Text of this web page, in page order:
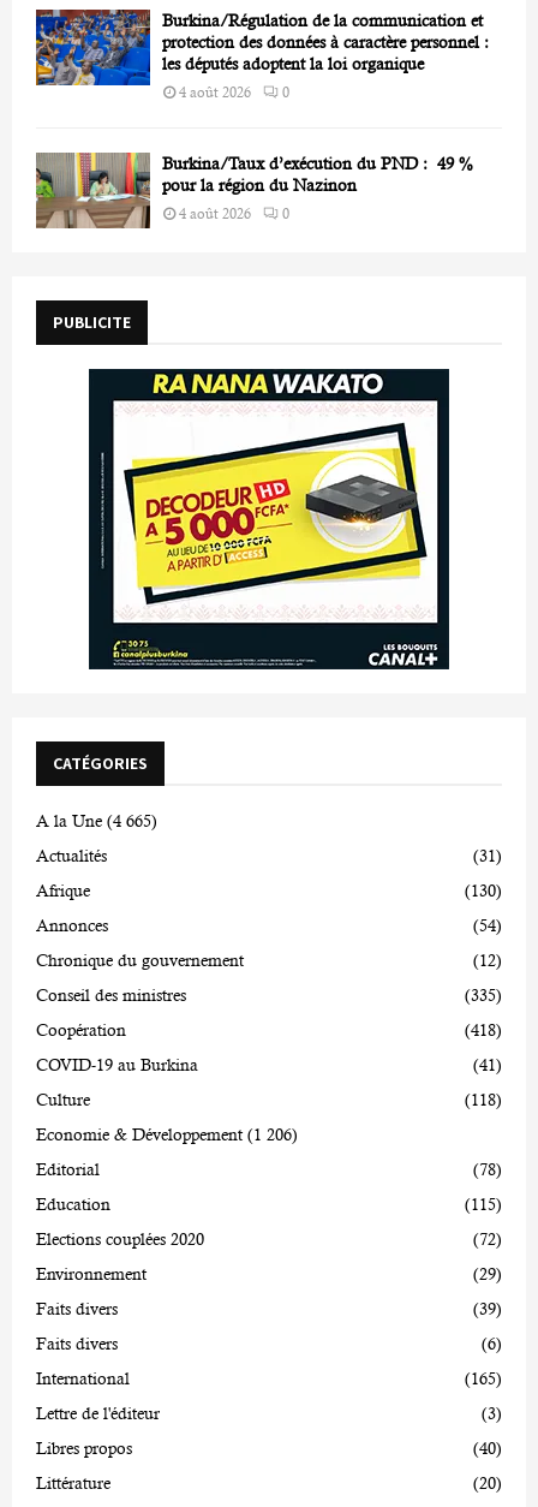
Burkina/Régulation de la communication et
protection des données à caractère personnel :
les députés adoptent la loi organique
4 août 2026 0
Burkina/Taux d’exécution du PND : 49 %
pour la région du Nazinon
4 août 2026 0
PUBLICITE
CATÉGORIES
A la Une (4 665)
Actualités
(31)
Afrique
(130)
Annonces
(54)
Chronique du gouvernement
(12)
Conseil des ministres
(335)
Coopération
(418)
COVID-19 au Burkina
(41)
Culture
(118)
Economie & Développement (1 206)
Editorial
(78)
Education
(115)
Elections couplées 2020
(72)
Environnement
(29)
Faits divers
(39)
Faits divers
(6)
International
(165)
Lettre de l'éditeur
(3)
Libres propos
(40)
Littérature
(20)